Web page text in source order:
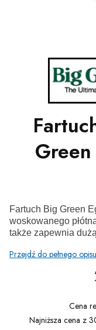
Fartuch Big Green
woskowanego
także zapewnia
Przejdź do pełnego opisu
Cena
Najniższa cena z